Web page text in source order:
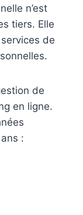
n’est
tiers. Elle
de
de
en ligne.
: